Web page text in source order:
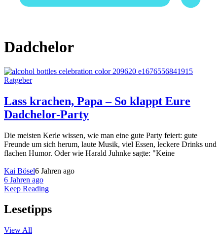
Dadchelor
Ratgeber
Lass krachen, Papa – So klappt Eure
Dadchelor-Party
Die meisten Kerle wissen, wie man eine gute Party feiert: gute
Freunde um sich herum, laute Musik, viel Essen, leckere Drinks und
flachen Humor. Oder wie Harald Juhnke sagte: "Keine
Kai Bösel6 Jahren ago
6 Jahren ago
Keep Reading
Lesetipps
View All